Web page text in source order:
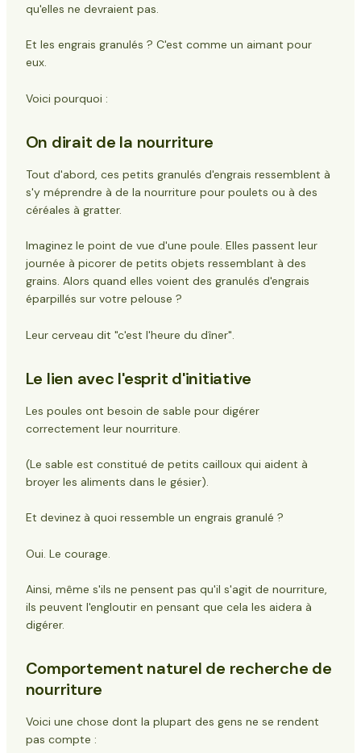
qu'elles ne devraient pas.
Et les engrais granulés ? C'est comme un aimant pour
eux.
Voici pourquoi :
On dirait de la nourriture
Tout d'abord, ces petits granulés d'engrais ressemblent à
s'y méprendre à de la nourriture pour poulets ou à des
céréales à gratter.
Imaginez le point de vue d'une poule. Elles passent leur
journée à picorer de petits objets ressemblant à des
grains. Alors quand elles voient des granulés d'engrais
éparpillés sur votre pelouse ?
Leur cerveau dit "c'est l'heure du dîner".
Le lien avec l'esprit d'initiative
Les poules ont besoin de sable pour digérer
correctement leur nourriture.
(Le sable est constitué de petits cailloux qui aident à
broyer les aliments dans le gésier).
Et devinez à quoi ressemble un engrais granulé ?
Oui. Le courage.
Ainsi, même s'ils ne pensent pas qu'il s'agit de nourriture,
ils peuvent l'engloutir en pensant que cela les aidera à
digérer.
Comportement naturel de recherche de
nourriture
Voici une chose dont la plupart des gens ne se rendent
pas compte :